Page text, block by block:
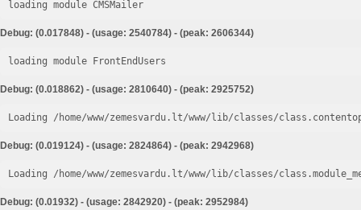
loading module CMSMailer
Debug: (0.017848) - (usage: 2540784) - (peak: 2606344)
loading module FrontEndUsers
Debug: (0.018862) - (usage: 2810640) - (peak: 2925752)
Loading /home/www/zemesvardu.lt/www/lib/classes/
Debug: (0.019124) - (usage: 2824864) - (peak: 2942968)
Loading /home/www/zemesvardu.lt/www/lib/classes/
Debug: (0.01932) - (usage: 2842920) - (peak: 2952984)